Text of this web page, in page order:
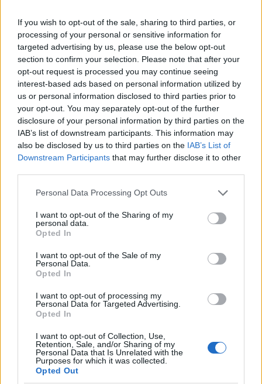
If you wish to opt-out of the sale, sharing to third parties, or
processing of your personal or sensitive information for
targeted advertising by us, please use the below opt-out
section to confirm your selection. Please note that after your
opt-out request is processed you may continue seeing
interest-based ads based on personal information utilized by
us or personal information disclosed to third parties prior to
your opt-out. You may separately opt-out of the further
disclosure of your personal information by third parties on the
IAB’s list of downstream participants. This information may
also be disclosed by us to third parties on the IAB’s List of
Downstream Participants that may further disclose it to other
Please note that this website/app uses one or more Google
not limited to your visit or usage behaviour. You may click to
grant or deny consent to Google and its third-party tags to
use your data for below specified purposes in below Google
consent section.
Personal Data Processing Opt Outs
I want to opt-out of the Sharing of my
personal data.
Opted In
I want to opt-out of the Sale of my
Personal Data.
Opted In
I want to opt-out of processing my
Personal Data for Targeted Advertising.
Opted In
I want to opt-out of Collection, Use,
Retention, Sale, and/or Sharing of my
Personal Data that Is Unrelated with the
Purposes for which it was collected.
Opted Out
Αύριο ανά μέρος της ημέρας
32°26°
Καθαρός καιρός
Μεσημέρι
34°32°
Άνεμος 4 bf Βόρειος-βορειοανατολικός
Αισθητή31° / 34°
Απόγευμα